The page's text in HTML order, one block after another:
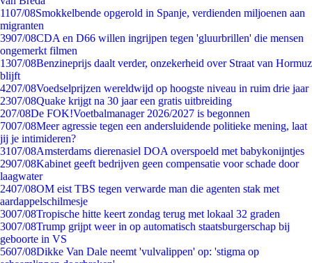
1107/08Smokkelbende opgerold in Spanje, verdienden miljoenen aan
migranten
3907/08CDA en D66 willen ingrijpen tegen 'gluurbrillen' die mensen
ongemerkt filmen
1307/08Benzineprijs daalt verder, onzekerheid over Straat van Hormuz
blijft
4207/08Voedselprijzen wereldwijd op hoogste niveau in ruim drie jaar
2307/08Quake krijgt na 30 jaar een gratis uitbreiding
207/08De FOK!Voetbalmanager 2026/2027 is begonnen
7007/08Meer agressie tegen een andersluidende politieke mening, laat
jij je intimideren?
3107/08Amsterdams dierenasiel DOA overspoeld met babykonijntjes
2907/08Kabinet geeft bedrijven geen compensatie voor schade door
laagwater
2407/08OM eist TBS tegen verwarde man die agenten stak met
aardappelschilmesje
3007/08Tropische hitte keert zondag terug met lokaal 32 graden
3007/08Trump grijpt weer in op automatisch staatsburgerschap bij
geboorte in VS
5607/08Dikke Van Dale neemt 'vulvalippen' op: 'stigma op